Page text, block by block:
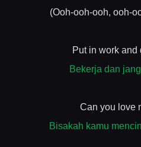
(Ooh-ooh-ooh, ooh-
Put in work and
Bekerja dan
Can you love
Bisakah kamu